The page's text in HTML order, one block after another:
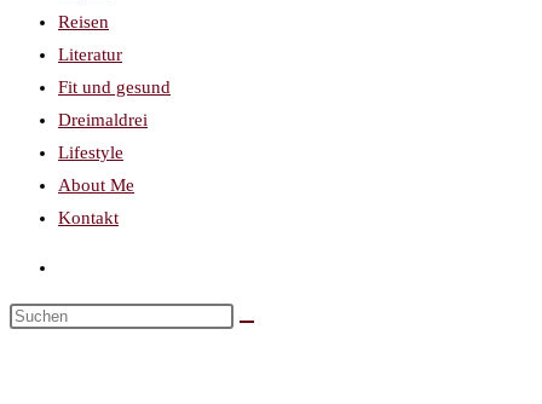
Reisen
Literatur
Fit und gesund
Dreimaldrei
Lifestyle
About Me
Kontakt